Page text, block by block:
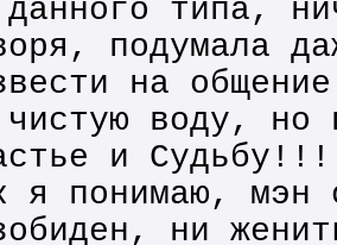
типа,
подумала
на
воду, но
и
я понимаю, мэн
ни